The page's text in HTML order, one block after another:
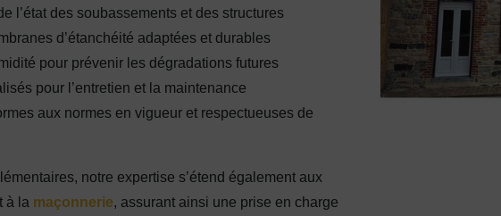
l’état des soubassements et des structures
d’étanchéité adaptées et durables
pour prévenir les dégradations futures
pour l’entretien et la maintenance
aux normes en vigueur et respectueuses de
notre expertise s’étend également aux
à la maçonnerie, assurant ainsi une prise en charge